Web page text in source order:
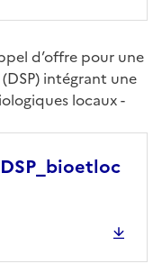
d’offre pour une
intégrant une
locaux -